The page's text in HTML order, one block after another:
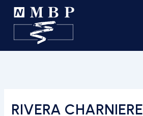
RIVERA CHARNIERE